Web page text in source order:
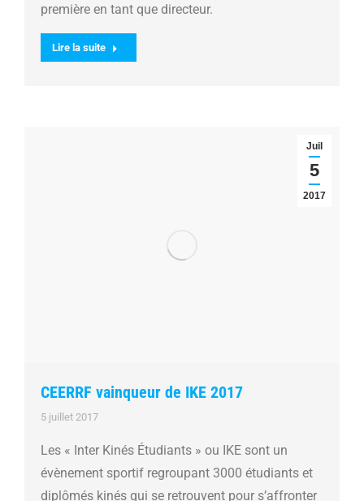
première en tant que directeur.
Lire la suite
Juil
5
2017
CEERRF vainqueur de IKE 2017
5 juillet 2017
Les « Inter Kinés Étudiants » ou IKE sont un
évènement sportif regroupant 3000 étudiants et
diplômés kinés qui se retrouvent pour s’affronter